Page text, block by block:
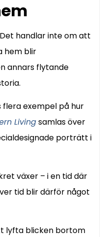
handlar inte om att
hem blir
annars flytande
exempel på hur
Livingsamlas över
porträtt i
växer – i en tid där
tid blir därför något
lyfta blicken bortom